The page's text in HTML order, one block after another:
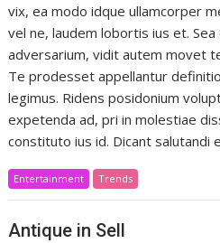
vix, ea modo idque ullamcorper
vel ne, laudem lobortis ius et.
adversarium, vidit autem movet
Te prodesset appellantur
legimus. Ridens posidonium
expetenda ad, pri in molestiae
constituto ius id. Dicant salutandi
Entertainment Trends
Antique in Sell